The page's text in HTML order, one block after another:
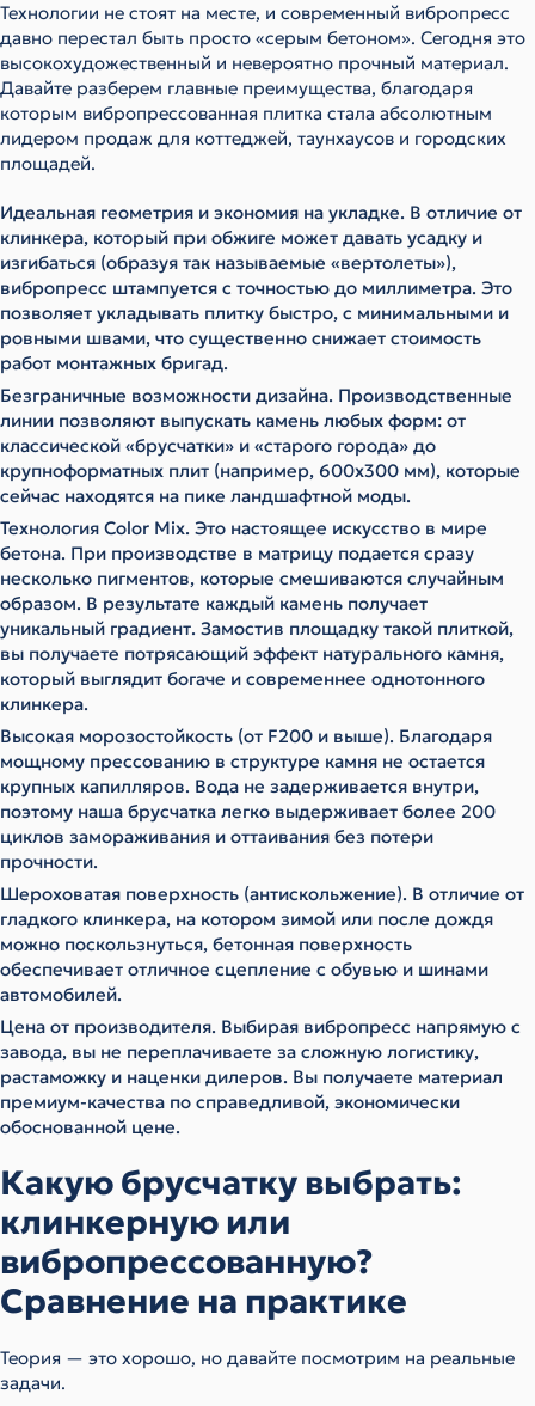
Технологии не стоят на месте, и современный вибропресс
давно перестал быть просто «серым бетоном». Сегодня это
высокохудожественный и невероятно прочный материал.
Давайте разберем главные преимущества, благодаря
которым вибропрессованная плитка стала абсолютным
лидером продаж для коттеджей, таунхаусов и городских
площадей.
Идеальная геометрия и экономия на укладке. В отличие от
клинкера, который при обжиге может давать усадку и
изгибаться (образуя так называемые «вертолеты»),
вибропресс штампуется с точностью до миллиметра. Это
позволяет укладывать плитку быстро, с минимальными и
ровными швами, что существенно снижает стоимость
работ монтажных бригад.
Безграничные возможности дизайна. Производственные
линии позволяют выпускать камень любых форм: от
классической «брусчатки» и «старого города» до
крупноформатных плит (например, 600х300 мм), которые
сейчас находятся на пике ландшафтной моды.
Технология Color Mix. Это настоящее искусство в мире
бетона. При производстве в матрицу подается сразу
несколько пигментов, которые смешиваются случайным
образом. В результате каждый камень получает
уникальный градиент. Замостив площадку такой плиткой,
вы получаете потрясающий эффект натурального камня,
который выглядит богаче и современнее однотонного
клинкера.
Высокая морозостойкость (от F200 и выше). Благодаря
мощному прессованию в структуре камня не остается
крупных капилляров. Вода не задерживается внутри,
поэтому наша брусчатка легко выдерживает более 200
циклов замораживания и оттаивания без потери
прочности.
Шероховатая поверхность (антискольжение). В отличие от
гладкого клинкера, на котором зимой или после дождя
можно поскользнуться, бетонная поверхность
обеспечивает отличное сцепление с обувью и шинами
автомобилей.
Цена от производителя. Выбирая вибропресс напрямую с
завода, вы не переплачиваете за сложную логистику,
растаможку и наценки дилеров. Вы получаете материал
премиум-качества по справедливой, экономически
обоснованной цене.
Какую брусчатку выбрать:
клинкерную или
вибропрессованную?
Сравнение на практике
Теория — это хорошо, но давайте посмотрим на реальные
задачи.